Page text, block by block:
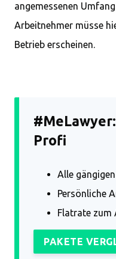
angemessenen
Arbeitnehmer müsse
Betrieb erscheinen.
Profi
Alle
Persönliche
Flatrate zum
PAKETE